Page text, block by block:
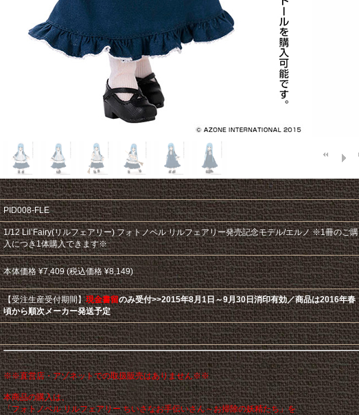
PID008-FLE
1/12 Lil’Fairy(リルフェアリー) フォトノベル リルフェアリー発売記念モデル/エルノ ※1冊のご購
入につき1体購入できます※
本体価格 ¥7,409 (税込価格 ¥8,149)
【受注生産受付期間】現金書留のみ受付>>2015年8月1日～9月30日消印有効／商品は2016年春
頃から順次メーカー発送予定
※※直営店・アゾネットでの取扱販売はありません※※
本商品の購入は、
「フォトノベル リルフェアリー ちいさなお手伝いさん～お掃除の妖精たち」を